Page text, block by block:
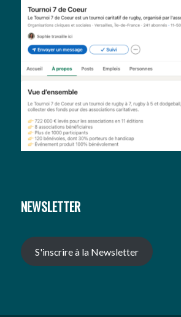
NEWSLETTER
S'inscrire à la Newsletter